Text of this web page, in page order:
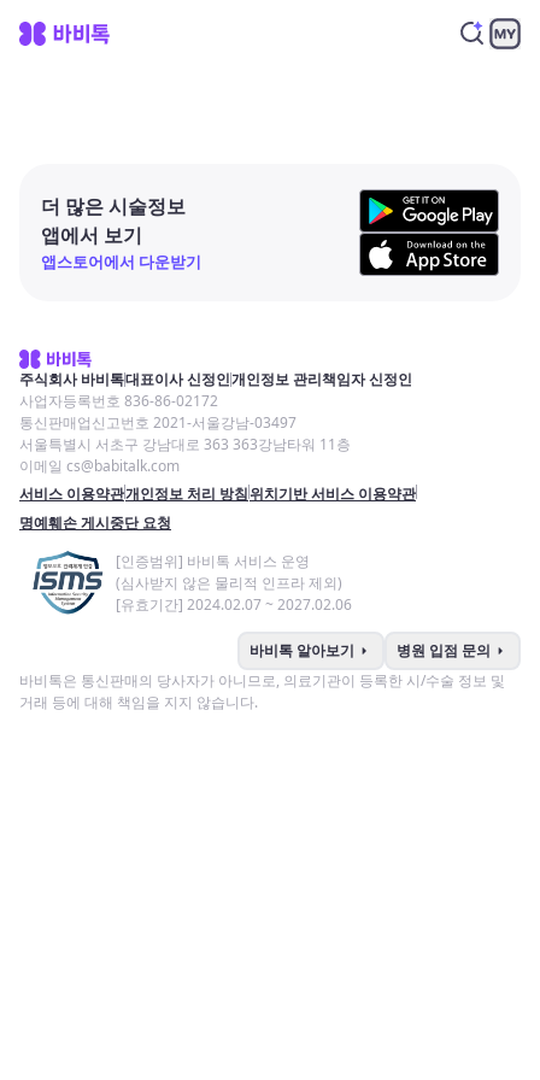
더 많은 시술정보
앱에서 보기
앱스토어에서 다운받기
주식회사 바비톡대표이사 신정인개인정보 관리책임자 신정인
사업자등록번호 836-86-02172
통신판매업신고번호 2021-서울강남-03497
서울특별시 서초구 강남대로 363 363강남타워 11층
이메일 cs@babitalk.com
서비스 이용약관개인정보 처리 방침위치기반 서비스 이용약관
명예훼손 게시중단 요청
[인증범위] 바비톡 서비스 운영
(심사받지 않은 물리적 인프라 제외)
[유효기간] 2024.02.07 ~ 2027.02.06
바비톡 알아보기 arrow_right 병원 입점 문의 arrow_right
바비톡은 통신판매의 당사자가 아니므로, 의료기관이 등록한 시/수술 정보 및
거래 등에 대해 책임을 지지 않습니다.